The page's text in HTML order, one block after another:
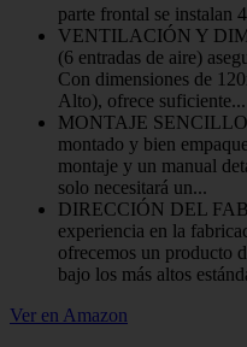
parte frontal se instalan
VENTILACIÓN Y
(6 entradas de aire)
Con dimensiones de
Alto), ofrece suficiente...
MONTAJE SENCILLO
montado y bien
montaje y un manual
solo necesitará un...
DIRECCIÓN DEL
experiencia en la
ofrecemos un producto
bajo los más altos
Ver en Amazon